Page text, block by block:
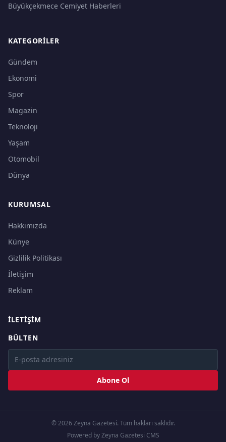
Büyükçekmece Cemiyet Haberleri
KATEGORILER
Gündem
Ekonomi
Spor
Magazin
Teknoloji
Yaşam
Otomobil
Dünya
KURUMSAL
Hakkımızda
Künye
Gizlilik Politikası
İletişim
Reklam
İLETIŞIM
BÜLTEN
Abone Ol
© 2026 Zeyna Gazetesi. Tüm hakları saklıdır.
Powered by Zeyna Gazetesi CMS